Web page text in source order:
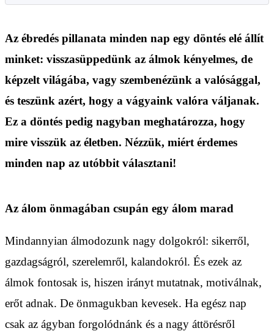
Az ébredés pillanata minden nap egy döntés elé állít
minket: visszasüppedünk az álmok kényelmes, de
képzelt világába, vagy szembenézünk a valósággal,
és teszünk azért, hogy a vágyaink valóra váljanak.
Ez a döntés pedig nagyban meghatározza, hogy
mire visszük az életben. Nézzük, miért érdemes
minden nap az utóbbit választani!
Az álom önmagában csupán egy álom marad
Mindannyian álmodozunk nagy dolgokról: sikerről,
gazdagságról, szerelemről, kalandokról. És ezek az
álmok fontosak is, hiszen irányt mutatnak, motiválnak,
erőt adnak. De önmagukban kevesek. Ha egész nap
csak az ágyban forgolódnánk és a nagy áttörésről